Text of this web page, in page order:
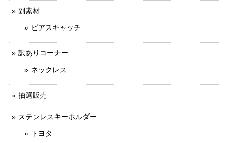
副素材
ピアスキャッチ
訳ありコーナー
ネックレス
抽選販売
ステンレスキーホルダー
トヨタ